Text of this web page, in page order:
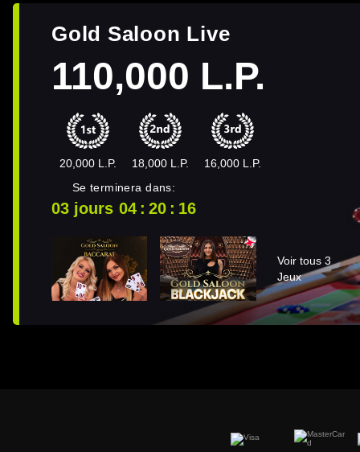
Gold Saloon Live
110,000 L.P.
20,000 L.P. 18,000 L.P.
16,000 L.P.
Se terminera dans:
03 jours 04 20 16
Voir tous 3
Jeux